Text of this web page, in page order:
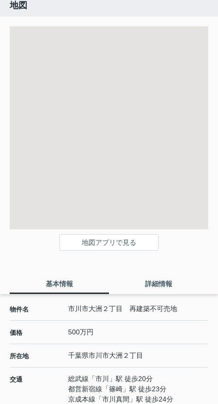
地図
地図アプリで見る
基本情報 詳細情報
物件名 市川市大洲２丁目 再建築不可売地
価格 500万円
所在地 千葉県市川市大洲 ２丁目
交通 総武線 「市川
」駅 徒歩20分
都営新宿線 「篠崎 」駅 徒歩23分
京成本線 「市川真間 」駅 徒歩24分